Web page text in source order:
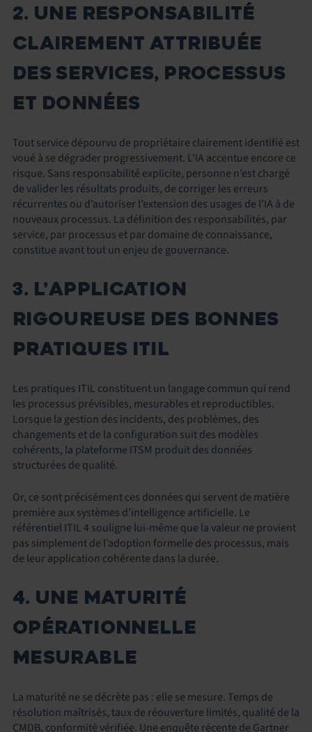
2. UNE RESPONSABILITÉ
CLAIREMENT ATTRIBUÉE
DES SERVICES, PROCESSUS
ET DONNÉES
Tout service dépourvu de propriétaire clairement identifié est
voué à se dégrader progressivement. L’IA accentue encore ce
risque. Sans responsabilité explicite, personne n’est chargé
de valider les résultats produits, de corriger les erreurs
récurrentes ou d’autoriser l’extension des usages de l’IA à de
nouveaux processus. La définition des responsabilités, par
service, par processus et par domaine de connaissance,
constitue avant tout un enjeu de gouvernance.
3. L’APPLICATION
RIGOUREUSE DES BONNES
PRATIQUES ITIL
Les pratiques ITIL constituent un langage commun qui rend
les processus prévisibles, mesurables et reproductibles.
Lorsque la gestion des incidents, des problèmes, des
changements et de la configuration suit des modèles
cohérents, la plateforme ITSM produit des données
structurées de qualité.
Or, ce sont précisément ces données qui servent de matière
première aux systèmes d’intelligence artificielle. Le
référentiel ITIL 4 souligne lui-même que la valeur ne provient
pas simplement de l’adoption formelle des processus, mais
de leur application cohérente dans la durée.
4. UNE MATURITÉ
OPÉRATIONNELLE
MESURABLE
La maturité ne se décrète pas : elle se mesure. Temps de
résolution maîtrisés, taux de réouverture limités, qualité de la
CMDB, conformité vérifiée. Une enquête récente de Gartner